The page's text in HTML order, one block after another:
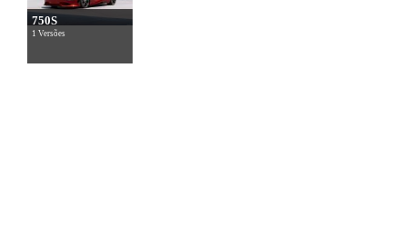
750S
1 Versões